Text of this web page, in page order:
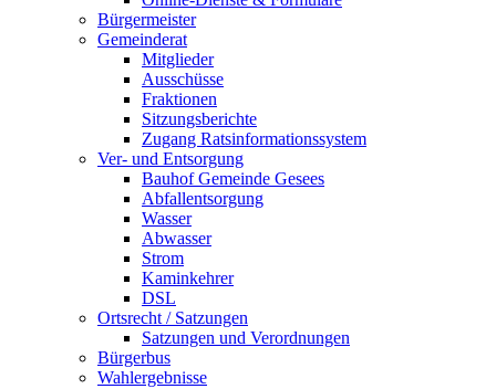
Bürgermeister
Gemeinderat
Mitglieder
Ausschüsse
Fraktionen
Sitzungsberichte
Zugang Ratsinformationssystem
Ver- und Entsorgung
Bauhof Gemeinde Gesees
Abfallentsorgung
Wasser
Abwasser
Strom
Kaminkehrer
DSL
Ortsrecht / Satzungen
Satzungen und Verordnungen
Bürgerbus
Wahlergebnisse